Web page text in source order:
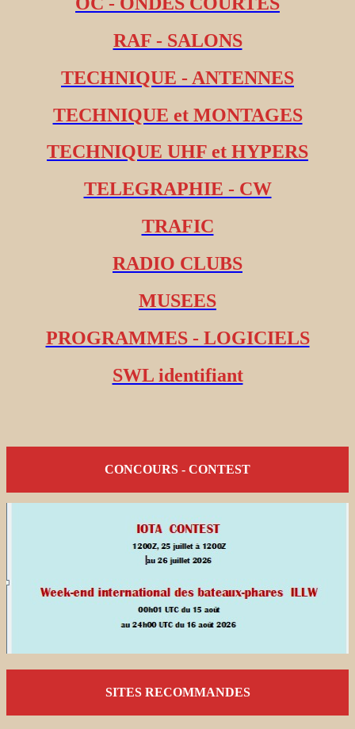
RAF - SALONS
TECHNIQUE - ANTENNES
TECHNIQUE et MONTAGES
TECHNIQUE UHF et HYPERS
TELEGRAPHIE - CW
TRAFIC
RADIO CLUBS
MUSEES
PROGRAMMES - LOGICIELS
SWL identifiant
CONCOURS - CONTEST
SITES RECOMMANDES